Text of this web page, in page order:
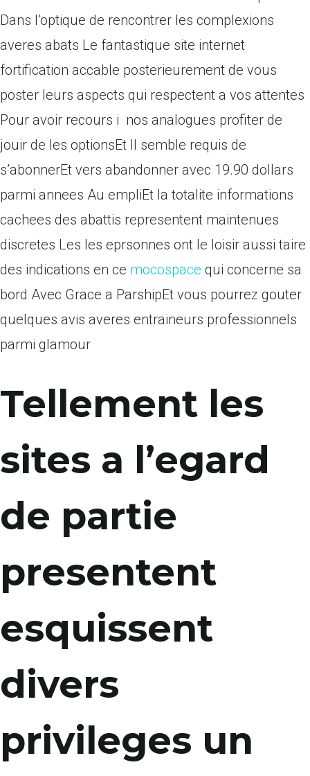
Dans l’optique de rencontrer les complexions
averes abats Le fantastique site internet
fortification accable posterieurement de vous
poster leurs aspects qui respectent a vos attentes
Pour avoir recours i nos analogues profiter de
jouir de les optionsEt Il semble requis de
s’abonnerEt vers abandonner avec 19.90 dollars
parmi annees Au empliEt la totalite informations
cachees des abattis representent maintenues
discretes Les les eprsonnes ont le loisir aussi taire
des indications en ce mocospace qui concerne sa
bord Avec Grace a ParshipEt vous pourrez gouter
quelques avis averes entraineurs professionnels
parmi glamour
Tellement les
sites a l’egard
de partie
presentent
esquissent
divers
privileges un